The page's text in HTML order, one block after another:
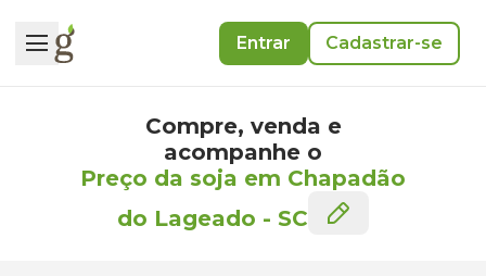
Entrar Cadastrar-se
Compre, venda e
acompanhe o
Preço da soja em Chapadão
do Lageado - SC